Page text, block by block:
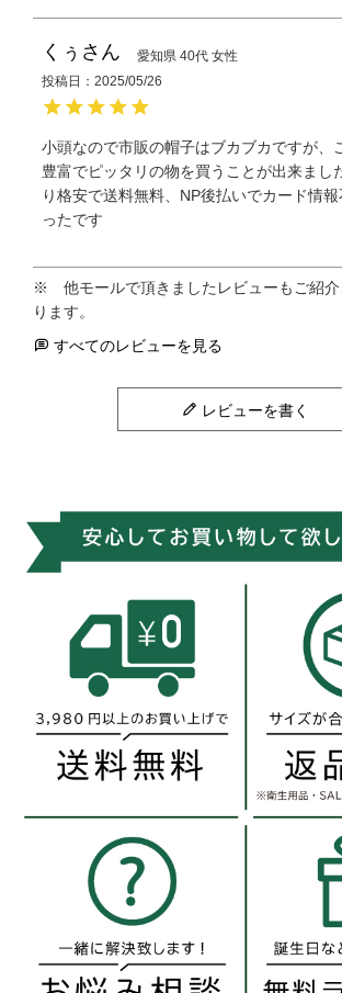
くぅ 愛知県 40代 女性
投稿日
2025/05/26
小頭なので市販の帽子はブカブカですが、
豊富でピッタリの物を買うことが出来まし
り格安で送料無料、NP後払いでカード情
ったです
すべてのレビューを見る
レビューを書く